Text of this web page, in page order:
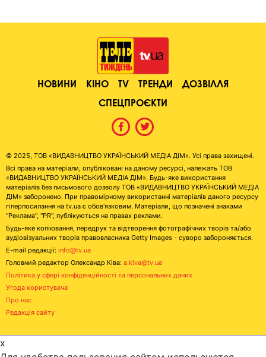
НОВИНИ КІНО TV ТРЕНДИ
ДОЗВІЛЛЯ
СПЕЦПРОЄКТИ
© 2025, ТОВ «ВИДАВНИЦТВО УКРАЇНСЬКИЙ МЕДІА ДІМ». Усі права захищені.
Всі права на матеріали, опубліковані на даному ресурсі, належать ТОВ
«ВИДАВНИЦТВО УКРАЇНСЬКИЙ МЕДІА ДІМ». Будь-яке використання
матеріалів без письмового дозволу ТОВ «ВИДАВНИЦТВО УКРАЇНСЬКИЙ МЕДІА
ДІМ» заборонено. При правомірному використанні матеріалів даного ресурсу
гіперпосилання на tv.ua є обов'язковим. Матеріали, що позначені знаками
"Реклама", "PR", публікуються на правах реклами.
Будь-яке копіювання, передрук та відтворення фотографічних творів та/або
аудіовізуальних творів правовласника Getty Images - суворо забороняється.
E-mail редакції: info@tv.ua
Головний редактор Олександр Ківа: a.kiva@tv.ua
Політика у сфері конфіденційності та персональних даних
Угода користувача
Про нас
Редакція сайту
x